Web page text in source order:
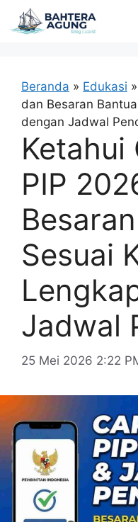
Langsung
ke
Beranda » Edukasi »
dan Besaran
dengan Jadwal
Ketahui
PIP
Sesuai
Jadwal
25 Mei 2026 2:22